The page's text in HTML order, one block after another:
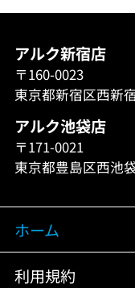
アルク新宿店
〒160-0023
東京都新宿区西新
アルク池袋店
〒171-0021
東京都豊島区西池
ホーム
利用規約